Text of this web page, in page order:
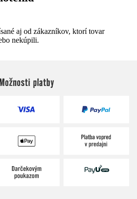
aj od zákazníkov, ktorí tovar
nekúpili.
platby